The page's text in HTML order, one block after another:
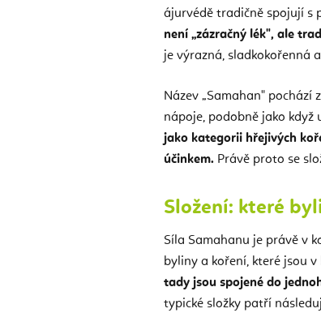
ájurvédě tradičně spojují s
není „zázračný lék", ale
je výrazná, sladkokořenná
Název „Samahan"
nápoje, podobně jako když
jako kategorii hřejivých
účinkem. Právě proto se
Složení: které
Síla Samahanu je právě v
byliny a koření, které jsou
tady jsou spojené do
typické složky patří